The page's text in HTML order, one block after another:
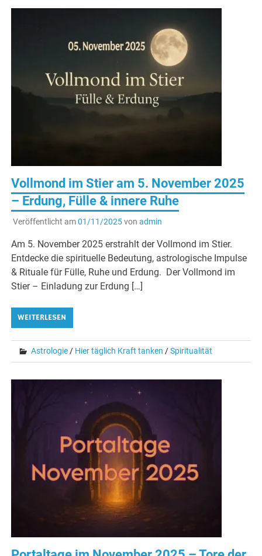
Vollmond im Stier am 5. November 2025
– Erdung, Fülle & innere Ruhe
Veröffentlicht am01/11/2025von admin
Am 5. November 2025 erstrahlt der Vollmond im Stier.
Entdecke die spirituelle Bedeutung, astrologische Impulse
& Rituale für Fülle, Ruhe und Erdung. Der Vollmond im
Stier – Einladung zur Erdung […]
WEITERLESEN
Astrologie/ Hier täglich Kraft tanken /Spiritualität